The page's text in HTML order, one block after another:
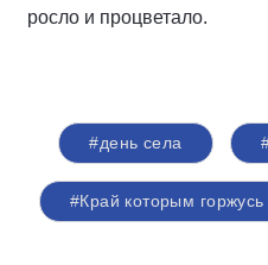
росло и процветало.
#день села
#Край которым горжусь